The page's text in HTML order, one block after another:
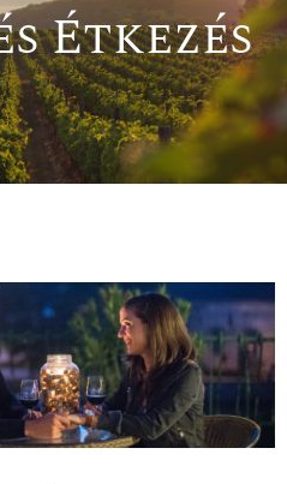
Étkezés